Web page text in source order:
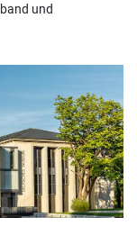
und